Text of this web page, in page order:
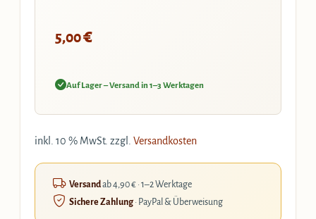
5,00€
Auf Lager – Versand in 1–3 Werktagen
inkl. 10 % MwSt. zzgl. Versandkosten
Versandab 4,90 € · 1–2 Werktage
Sichere Zahlung· PayPal & Überweisung